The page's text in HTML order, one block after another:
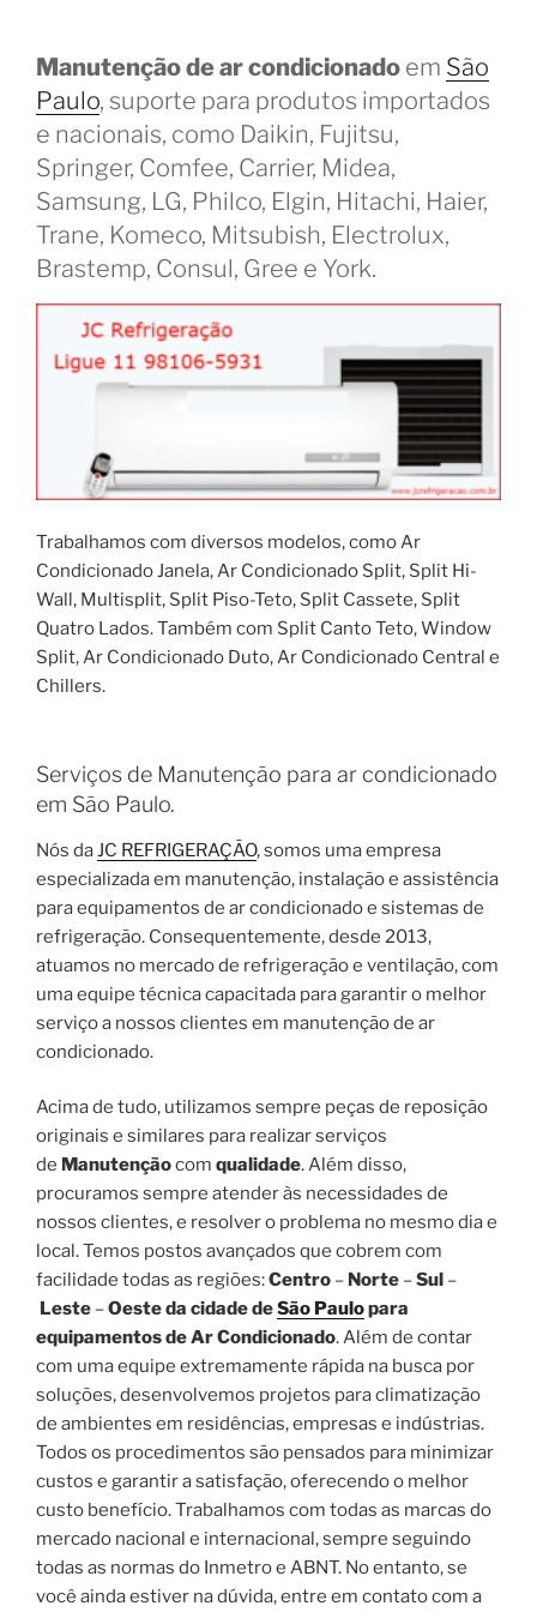
Manutenção de ar condicionado em São
Paulo, suporte para produtos importados
e nacionais, como Daikin, Fujitsu,
Springer, Comfee, Carrier, Midea,
Samsung, LG, Philco, Elgin, Hitachi, Haier,
Trane, Komeco, Mitsubish, Electrolux,
Brastemp, Consul, Gree e York.
Trabalhamos com diversos modelos, como Ar
Condicionado Janela, Ar Condicionado Split, Split Hi-
Wall, Multisplit, Split Piso-Teto, Split Cassete, Split
Quatro Lados. Também com Split Canto Teto, Window
Split, Ar Condicionado Duto, Ar Condicionado Central e
Chillers.
Serviços de Manutenção para ar condicionado
em São Paulo.
Nós daJC REFRIGERAÇÃO, somos uma empresa
especializada em manutenção, instalação e assistência
para equipamentos de ar condicionado e sistemas de
refrigeração. Consequentemente, desde 2013,
atuamos no mercado de refrigeração e ventilação, com
uma equipe técnica capacitada para garantir o melhor
serviço a nossos clientes em manutenção de ar
condicionado.
Acima de tudo, utilizamos sempre peças de reposição
originais e similares para realizar serviços
de Manutençãocom qualidade. Além disso,
procuramos sempre atender às necessidades de
nossos clientes, e resolver o problema no mesmo dia e
local. Temos postos avançados que cobrem com
facilidade todas as regiões:Centro – Norte –Sul –
Leste –Oeste da cidade deSão Paulopara
equipamentos de Ar Condicionado. Além de contar
com uma equipe extremamente rápida na busca por
soluções, desenvolvemos projetos para climatização
de ambientes em residências, empresas e indústrias.
Todos os procedimentos são pensados para minimizar
custos e garantir a satisfação, oferecendo o melhor
custo benefício. Trabalhamos com todas as marcas do
mercado nacional e internacional, sempre seguindo
todas as normas do Inmetro e ABNT. No entanto, se
você ainda estiver na dúvida, entre em contato com a